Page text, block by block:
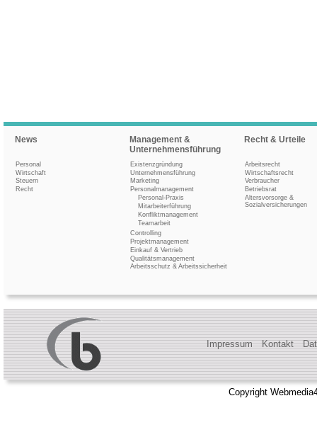
News
Personal
Wirtschaft
Steuern
Recht
Management &
Unternehmensführung
Existenzgründung
Unternehmensführung
Marketing
Personalmanagement
Personal-Praxis
Mitarbeiterführung
Konfliktmanagement
Teamarbeit
Controlling
Projektmanagement
Einkauf & Vertrieb
Qualitätsmanagement
Arbeitsschutz & Arbeitssicherheit
Recht & Urteile
Arbeitsrecht
Wirtschaftsrecht
Verbraucher
Betriebsrat
Altersvorsorge &
Sozialversicherungen
Impressum Kontakt
Copyright